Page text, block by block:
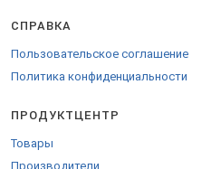
Ассортимент товаров постоянно
Известные поставщики:
ООО «Кубань-Папир»,
«Сясьский ЦБК»,
СПРАВКА
Пользовательское соглашение
Политика конфиденциальности
ПРОДУКТЦЕНТР
Товары
Производители